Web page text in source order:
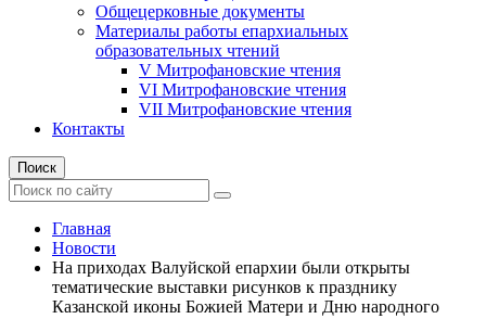
Общецерковные документы
Материалы работы епархиальных
образовательных чтений
V Митрофановские чтения
VI Митрофановские чтения
VII Митрофановские чтения
Контакты
Поиск
Главная
Новости
На приходах Валуйской епархии были открыты
тематические выставки рисунков к празднику
Казанской иконы Божией Матери и Дню народного